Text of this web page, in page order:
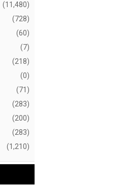
(11,480)
(728)
(60)
(7)
(218)
(0)
(71)
(283)
(200)
(283)
(1,210)